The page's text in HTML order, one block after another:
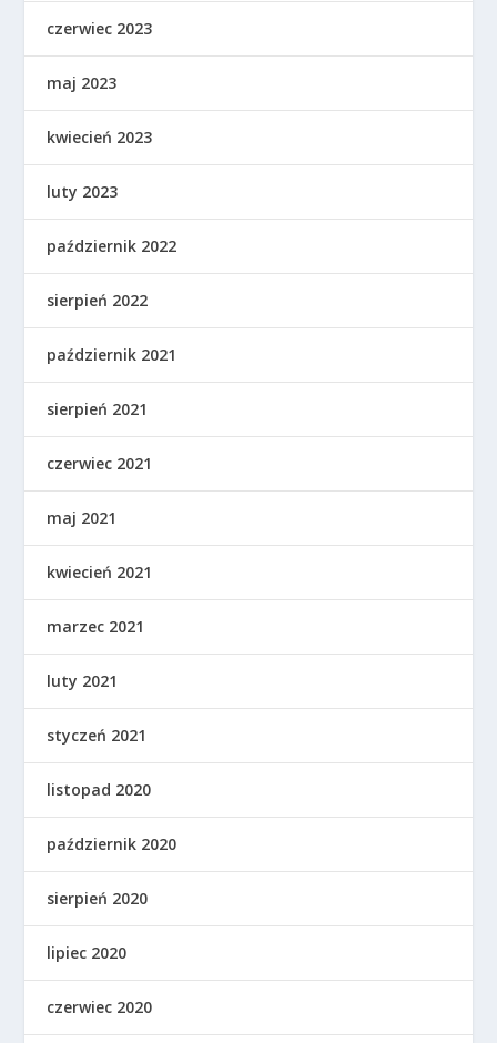
czerwiec 2023
maj 2023
kwiecień 2023
luty 2023
październik 2022
sierpień 2022
październik 2021
sierpień 2021
czerwiec 2021
maj 2021
kwiecień 2021
marzec 2021
luty 2021
styczeń 2021
listopad 2020
październik 2020
sierpień 2020
lipiec 2020
czerwiec 2020